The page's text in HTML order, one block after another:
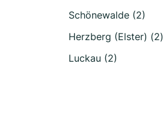
Schönewalde (2)
Herzberg (Elster) (2)
Luckau (2)